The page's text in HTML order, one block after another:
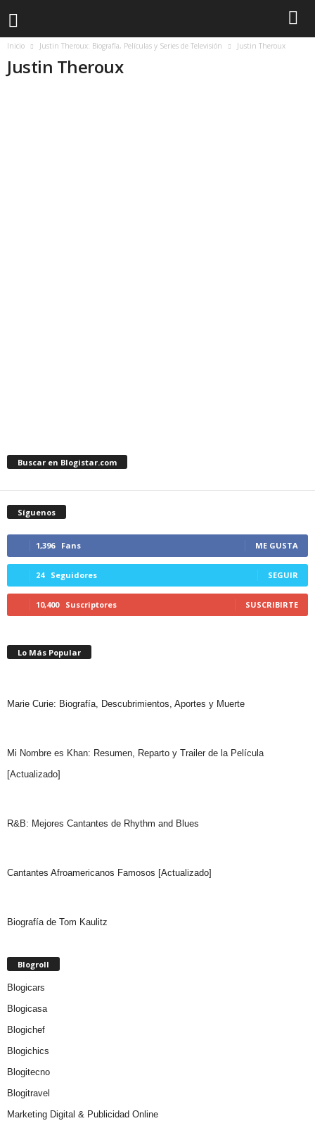
Inicio Justin Theroux: Biografía, Películas y Series de Televisión Justin Theroux
Justin Theroux
Buscar en Blogistar.com
Síguenos
1,396 Fans ME GUSTA
24 Seguidores SEGUIR
10,400 Suscriptores SUSCRIBIRTE
Lo Más Popular
Marie Curie: Biografía, Descubrimientos, Aportes y Muerte
Mi Nombre es Khan: Resumen, Reparto y Trailer de la Película
[Actualizado]
R&B: Mejores Cantantes de Rhythm and Blues
Cantantes Afroamericanos Famosos [Actualizado]
Biografía de Tom Kaulitz
Blogroll
Blogicars
Blogicasa
Blogichef
Blogichics
Blogitecno
Blogitravel
Marketing Digital & Publicidad Online